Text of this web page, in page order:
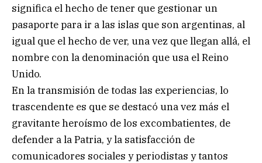
significa el hecho de tener que gestionar un
pasaporte para ir a las islas que son argentinas, al
igual que el hecho de ver, una vez que llegan allá, el
nombre con la denominación que usa el Reino
Unido.
En la transmisión de todas las experiencias, lo
trascendente es que se destacó una vez más el
gravitante heroísmo de los excombatientes, de
defender a la Patria, y la satisfacción de
comunicadores sociales y periodistas y tantos